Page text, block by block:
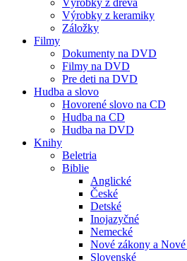
Výrobky z keramiky
Záložky
Filmy
Dokumenty na DVD
Filmy na DVD
Pre deti na DVD
Hudba a slovo
Hovorené slovo na CD
Hudba na CD
Hudba na DVD
Knihy
Beletria
Biblie
Anglické
České
Detské
Inojazyčné
Nemecké
Nové zákony a
Slovenské